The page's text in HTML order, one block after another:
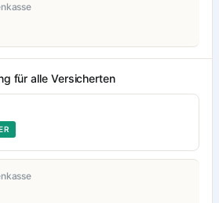
für alle Versicherten